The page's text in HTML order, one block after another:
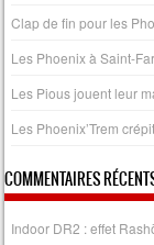
Clap de fin pour les
Les Phoenix à Saint-
Les Pious jouent leur
Les Phoenix’Trem
COMMENTAIRES
Indoor DR2 : effet